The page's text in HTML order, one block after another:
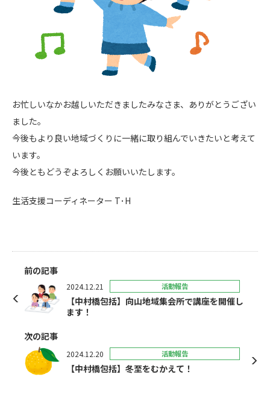
お忙しいなかお越しいただきましたみなさま、ありがとうござい
ました。
今後もより良い地域づくりに一緒に取り組んでいきたいと考えて
います。
今後ともどうぞよろしくお願いいたします。
生活支援コーディネーター T･H
前の記事
2024.12.21 活動報告
【中村橋包括】向山地域集会所で講座を開催し
ます！
次の記事
2024.12.20 活動報告
【中村橋包括】冬至をむかえて！